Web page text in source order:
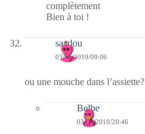
complètement
Bien à toi !
saadou
03/03/2010/09:06
ou une mouche dans l’assiette?
Belbe
03/03/2010/20:46